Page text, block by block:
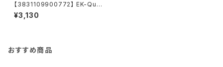
【3831109900772】 EK-Qua
ntum Vector Mounting Scre
w Set - Type G
¥3,130
おすすめ商品